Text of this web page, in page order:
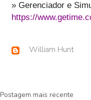
» Gerenciador e
https://
William Hunt
Postagem mais recente